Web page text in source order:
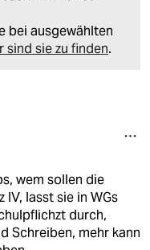
bei ausgewählten
sind sie zu finden.
wem sollen die
IV, lasst sie in WGs
durch,
Schreiben, mehr kann